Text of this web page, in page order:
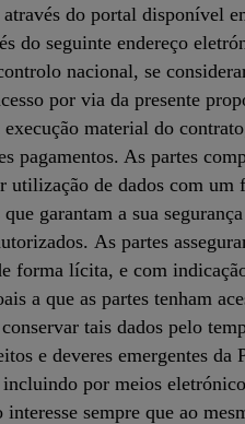
do portal disponível
do seguinte endereço
nacional, se
por via da presente
material do
As partes
utilização de dados com
garantam a sua
As partes
forma lícita, e com
a que as partes tenham
tais dados pelo
e deveres emergentes da
por meios
sempre que ao